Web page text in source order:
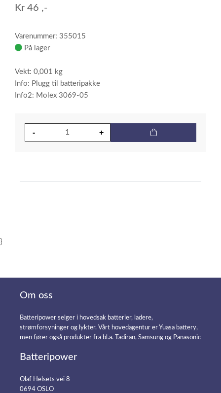
Kr 46 ,-
Varenummer: 355015
På lager
Vekt: 0,001 kg
Info: Plugg til batteripakke
Info2: Molex 3069-05
}
Om oss
Batteripower selger i hovedsak batterier, ladere,
strømforsyninger og lykter. Vårt hovedagentur er Yuasa battery,
men fører også produkter fra bl.a. Tadiran, Samsung og Panasonic
Batteripower
Olaf Helsets vei 8
0694 OSLO